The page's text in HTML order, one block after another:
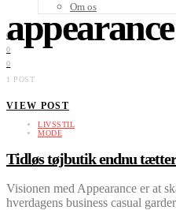
Om os
0
0
0
appearance
1 POST
VIEW POST
LIVSSTIL
MODE
Tidløs tøjbutik endnu
Visionen med Appearance er at
hverdagens business casual